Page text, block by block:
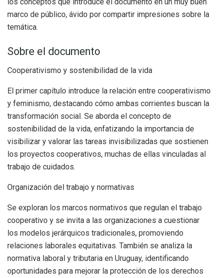
marco de público, ávido por compartir impresiones sobre la
temática.
Sobre el documento
Cooperativismo y sostenibilidad de la vida
El primer capítulo introduce la relación entre cooperativismo
y feminismo, destacando cómo ambas corrientes buscan la
transformación social. Se aborda el concepto de
sostenibilidad de la vida, enfatizando la importancia de
visibilizar y valorar las tareas invisibilizadas que sostienen
los proyectos cooperativos, muchas de ellas vinculadas al
trabajo de cuidados.
Organización del trabajo y normativas
Se exploran los marcos normativos que regulan el trabajo
cooperativo y se invita a las organizaciones a cuestionar
los modelos jerárquicos tradicionales, promoviendo
relaciones laborales equitativas. También se analiza la
normativa laboral y tributaria en Uruguay, identificando
oportunidades para mejorar la protección de los derechos